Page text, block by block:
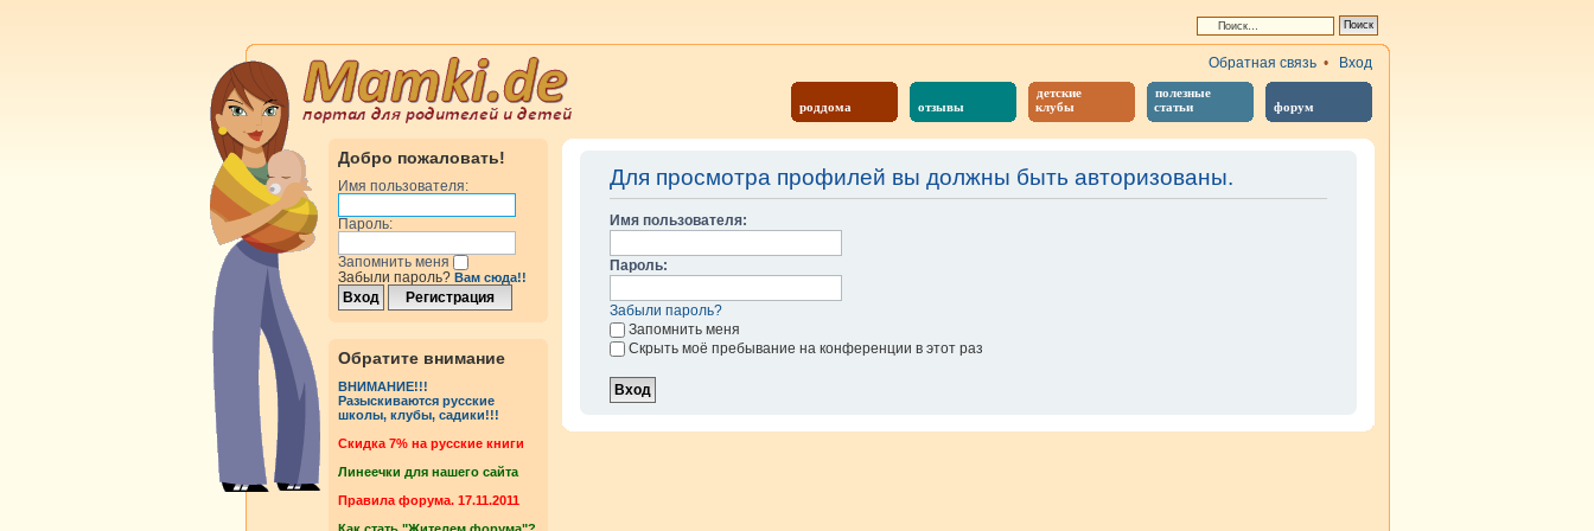
роддома отзывы
детские
клубы
полезные
статьи
форум
Обратная связь • Вход
Добро пожаловать!
Имя пользователя:
Пароль:
Запомнить меня
Забыли пароль? Вам сюда!!
Обратите внимание
ВНИМАНИЕ!!!
Разыскиваются русские
школы, клубы, садики!!!
Cкидка 7% на русские книги
Линеечки для нашего сайта
Правила форума. 17.11.2011
Для просмотра профилей вы должны быть авторизованы.
Имя пользователя:
Пароль:
Забыли пароль?
Запомнить меня
Скрыть моё пребывание на конференции в этот раз